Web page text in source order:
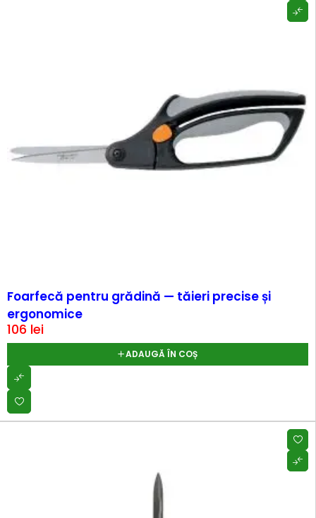
Foarfecă pentru grădină — tăieri precise și
ergonomice
106 lei
ADAUGĂ ÎN COȘ